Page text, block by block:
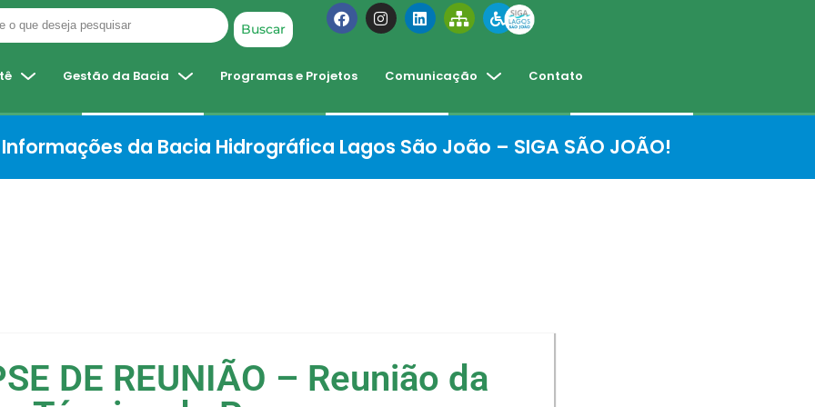
Buscar
Gestão da Bacia Programas e Projetos Comunicação Contato
da Bacia Hidrográfica Lagos São João – SIGA SÃO JOÃO!
DE REUNIÃO – Reunião da